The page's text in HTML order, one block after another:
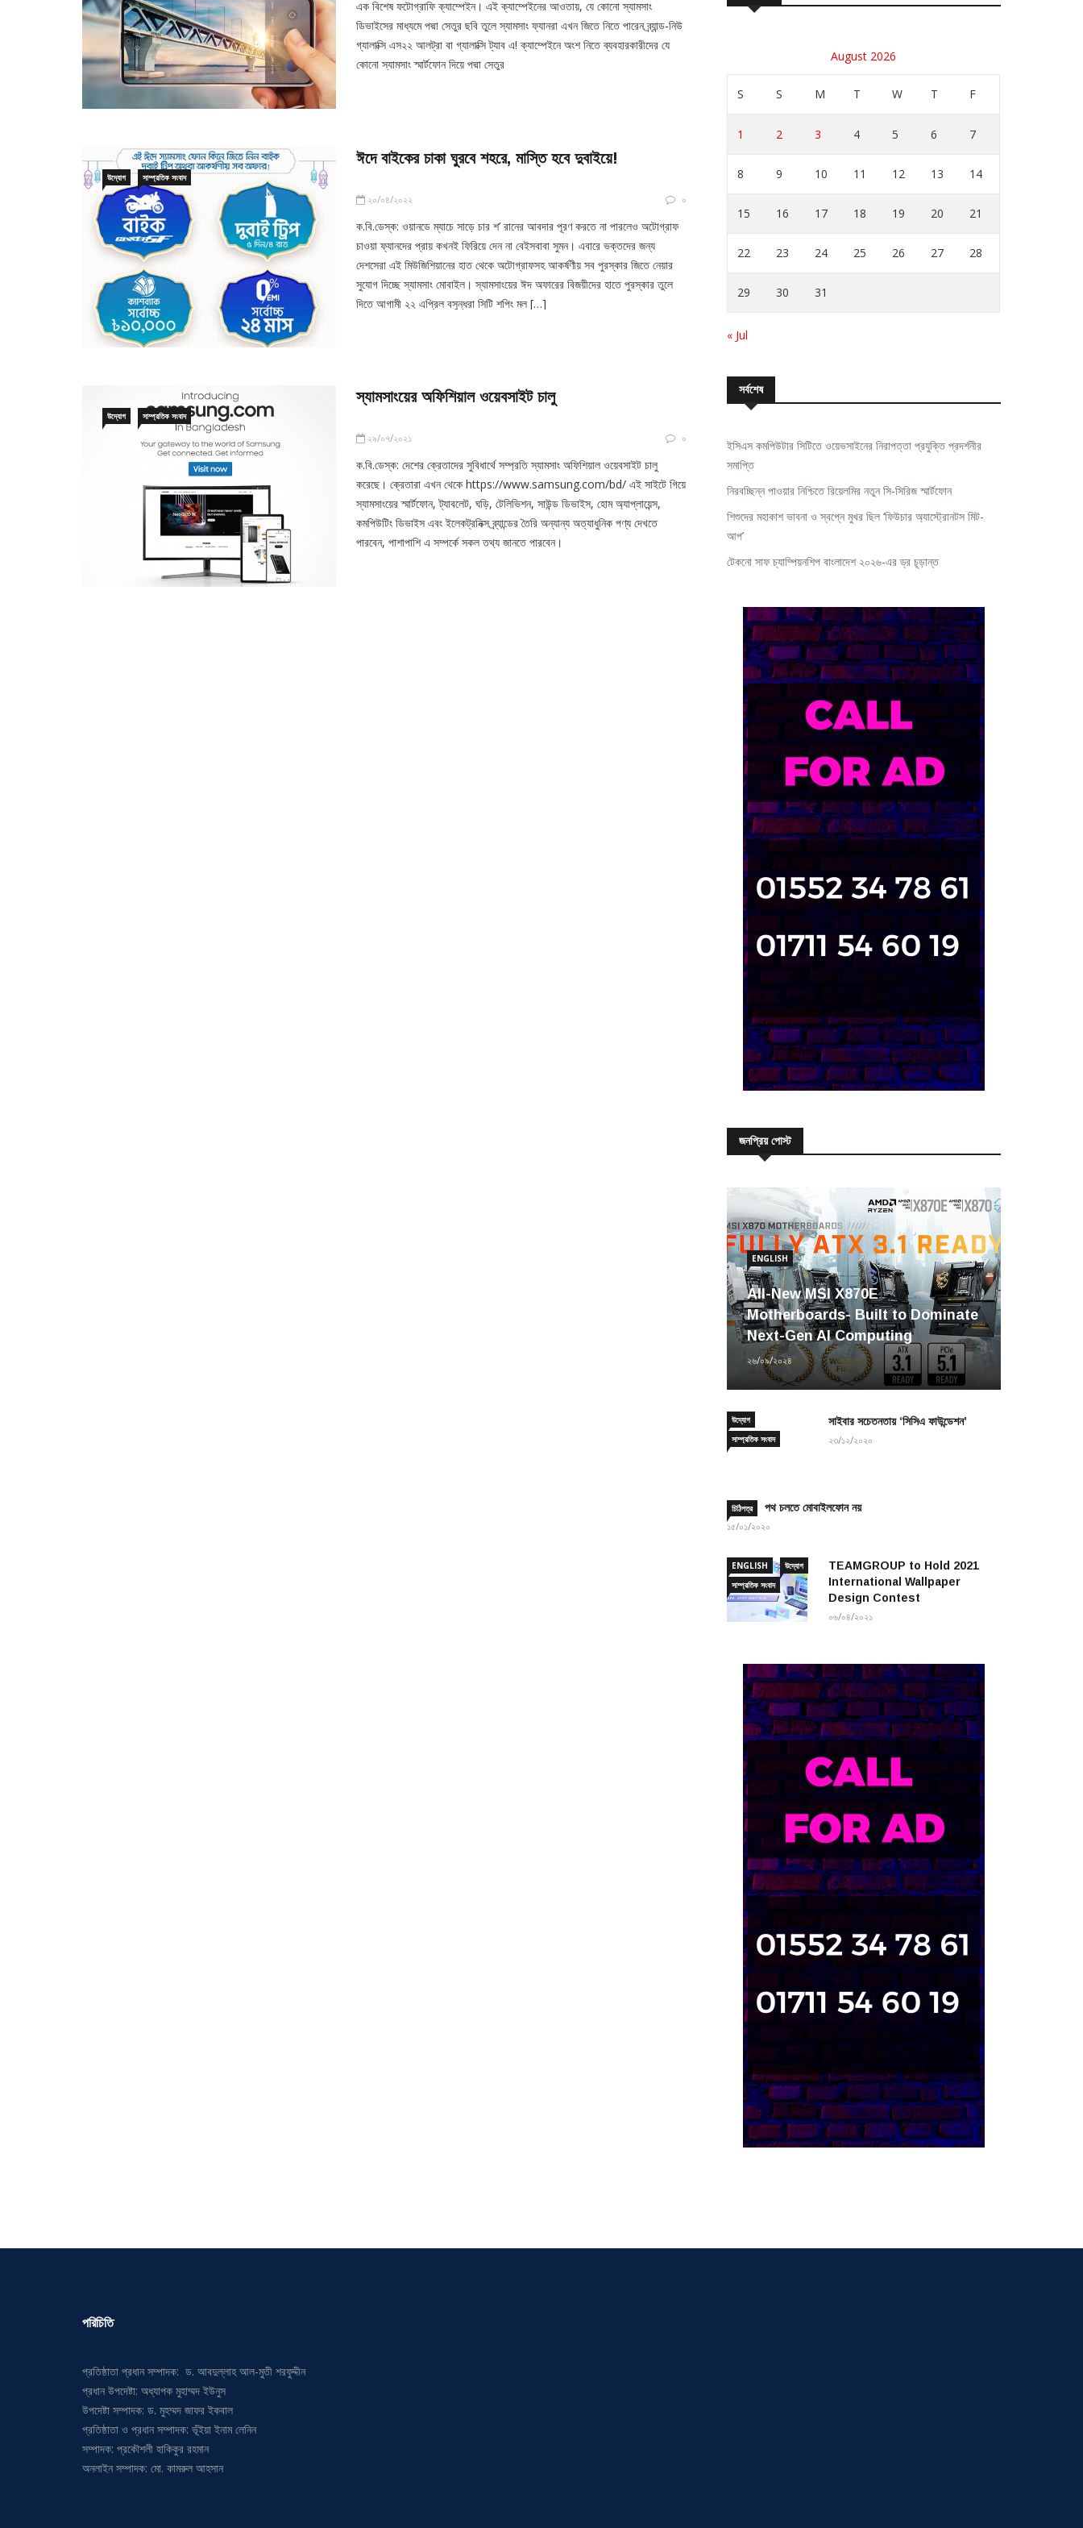
এক বিশেষ ফটোগ্রাফি ক্যাম্পেইন। এই ক্যাম্পেইনের আওতায়, যে কোনো স্যামসাং
ডিভাইসের মাধ্যমে পদ্মা সেতুর ছবি তুলে স্যামসাং ফ্যানরা এখন জিতে নিতে পারেন ব্র্যান্ড-নিউ
গ্যালাক্সি এস২২ আলট্রা বা গ্যালাক্সি ট্যাব এ! ক্যাম্পেইনে অংশ নিতে ব্যবহারকারীদের যে
কোনো স্যামসাং স্মার্টফোন দিয়ে পদ্মা সেতুর
উদ্যোগ সাম্প্রতিক সংবাদ
ঈদে বাইকের চাকা ঘুরবে শহরে, মাস্তি হবে দুবাইয়ে!
২০/০৪/২০২২ ০
ক.বি.ডেস্ক: ওয়ানডে ম্যাচে সাড়ে চার শ’ রানের আবদার পূরণ করতে না পারলেও অটোগ্রাফ
চাওয়া ফ্যানদের প্রায় কখনই ফিরিয়ে দেন না বেইসবাবা সুমন। এবারে ভক্তদের জন্য
দেশসেরা এই মিউজিশিয়ানের হাত থেকে অটোগ্রাফসহ আকর্ষণীয় সব পুরস্কার জিতে নেয়ার
সুযোগ দিচ্ছে স্যামসাং মোবাইল। স্যামসাংয়ের ঈদ অফারের বিজয়ীদের হাতে পুরস্কার তুলে
দিতে আগামী ২২ এপ্রিল বসুন্ধরা সিটি শপিং মল […]
উদ্যোগ সাম্প্রতিক সংবাদ
স্যামসাংয়ের অফিশিয়াল ওয়েবসাইট চালু
২৯/০৭/২০২১ ০
ক.বি.ডেস্ক: দেশের ক্রেতাদের সুবিধার্থে সম্প্রতি স্যামসাং অফিশিয়াল ওয়েবসাইট চালু
করেছে। ক্রেতারা এখন থেকে https://www.samsung.com/bd/ এই সাইটে গিয়ে
স্যামসাংয়ের স্মার্টফোন, ট্যাবলেট, ঘড়ি, টেলিভিশন, সাউন্ড ডিভাইস, হোম অ্যাপ্লায়েন্স,
কমপিউটিং ডিভাইস এবং ইলেকট্রনিক্স ব্র্যান্ডের তৈরি অন্যান্য অত্যাধুনিক পণ্য দেখতে
পারবেন, পাশাপাশি এ সম্পর্কে সকল তথ্য জানতে পারবেন।
August 2026
S S M T W T F
1 2 3 4 5 6 7
8 9 10 11 12 13 14
15 16 17 18 19 20 21
22 23 24 25 26 27 28
29 30 31
« Jul
সর্বশেষ
ইসিএস কমপিউটার সিটিতে ওয়েভসাইনের নিরাপত্তা প্রযুক্তি প্রদর্শনীর
সমাপ্তি
নিরবচ্ছিন্ন পাওয়ার নিশ্চিতে রিয়েলমির নতুন সি-সিরিজ স্মার্টফোন
শিশুদের মহাকাশ ভাবনা ও স্বপ্নে মুখর ছিল ‘ফিউচার অ্যাস্ট্রোনটস মিট-
আপ’
টেকনো সাফ চ্যাম্পিয়নশিপ বাংলাদেশ ২০২৬-এর ড্র চূড়ান্ত
জনপ্রিয় পোস্ট
ENGLISH
All-New MSI X870E
Motherboards- Built to Dominate
Next-Gen AI Computing
২৬/০৯/২০২৪
উদ্যোগ
সাম্প্রতিক সংবাদ
সাইবার সচেতনতায় ‘সিসিএ ফাউন্ডেশন’
২৩/১২/২০২০
চিঠিপত্র পথ চলতে মোবাইলফোন নয়
১৫/০১/২০২০
ENGLISH
উদ্যোগ
সাম্প্রতিক সংবাদ
TEAMGROUP to Hold 2021
International Wallpaper
Design Contest
০৬/০৪/২০২১
পরিচিতি
প্রতিষ্ঠাতা প্রধান সম্পাদক: ড. আবদুল্লাহ আল-মুতী শরফুদ্দীন
প্রধান উপদেষ্টা: অধ্যাপক মুহাম্মদ ইউনুস
উপদেষ্টা সম্পাদক: ড. মুহম্মদ জাফর ইকবাল
প্রতিষ্ঠাতা ও প্রধান সম্পাদক: ভূঁইয়া ইনাম লেনিন
সম্পাদক: প্রকৌশলী হাকিকুর রহমান
অনলাইন সম্পাদক: মো. কামরুল আহসান